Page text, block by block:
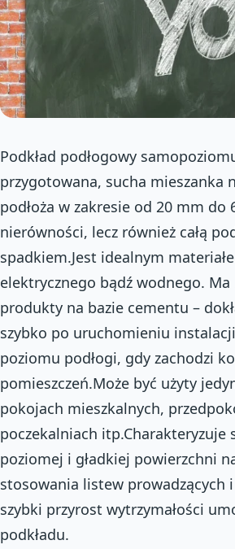
Podkład podłogowy
przygotowana, sucha mieszanka
podłoża w zakresie od 20 mm
nierówności, lecz również całą
spadkiem.Jest idealnym
elektrycznego bądź wodnego.
produkty na bazie cementu –
szybko po uruchomieniu
poziomu podłogi, gdy zachodzi
pomieszczeń.Może być użyty
pokojach mieszkalnych,
poczekalniach itp.Charakteryzuje
poziomej i gładkiej powierzchni
stosowania listew prowadzących
szybki przyrost wytrzymałości
podkładu.